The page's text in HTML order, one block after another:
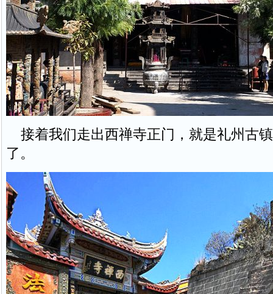
接着我们走出西禅寺正门，就是礼州古
了。